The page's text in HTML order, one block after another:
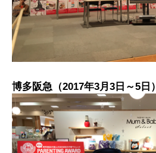
博多阪急（2017年3月3日～5日）